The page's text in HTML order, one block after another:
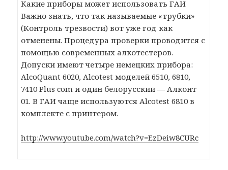
Какие приборы может использовать ГАИ
Важно знать, что так называемые «трубки»
(Контроль трезвости) вот уже год как
отменены. Процедура проверки проводится с
помощью современных алкотестеров.
Допуски имеют четыре немецких прибора:
AlcoQuant 6020, Alcotest моделей 6510, 6810,
7410 Plus com и один белорусский — Алконт
01. В ГАИ чаще используются Alcotest 6810 в
комплекте с принтером.
http://www.youtube.com/watch?v=EzDeiw8CURc